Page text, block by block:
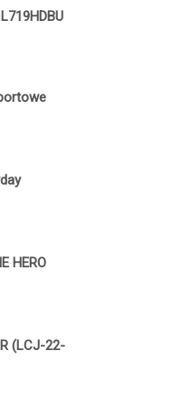
HERO
(LCJ-22-